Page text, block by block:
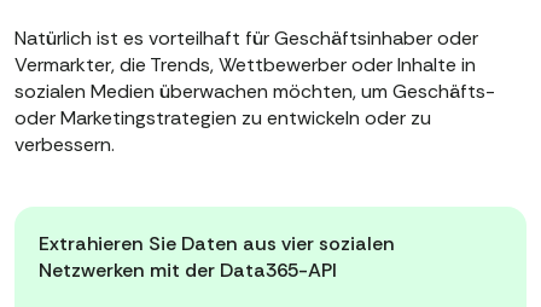
Natürlich ist es vorteilhaft für Geschäftsinhaber oder
Vermarkter, die Trends, Wettbewerber oder Inhalte in
sozialen Medien überwachen möchten, um Geschäfts-
oder Marketingstrategien zu entwickeln oder zu
verbessern.
Extrahieren Sie Daten aus vier sozialen
Netzwerken mit der Data365-API